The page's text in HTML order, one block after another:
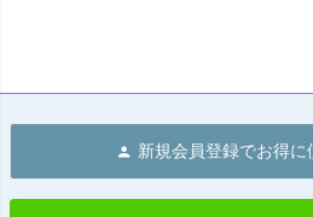
新規会員登録でお得に